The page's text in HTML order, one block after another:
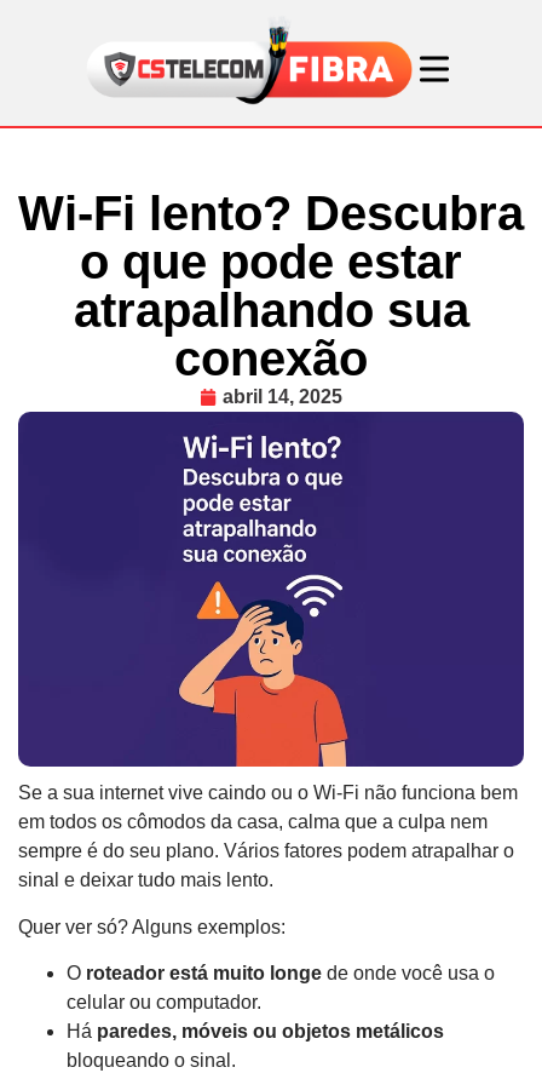
Wi-Fi lento? Descubra
o que pode estar
atrapalhando sua
conexão
abril 14, 2025
Se a sua internet vive caindo ou o Wi-Fi não funciona bem
em todos os cômodos da casa, calma que a culpa nem
sempre é do seu plano. Vários fatores podem atrapalhar o
sinal e deixar tudo mais lento.
Quer ver só? Alguns exemplos:
O roteador está muito longe de onde você usa o
celular ou computador.
Há paredes, móveis ou objetos metálicos
bloqueando o sinal.